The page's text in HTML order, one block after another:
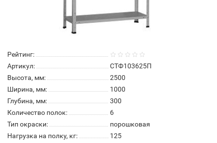
Рейтинг:
Артикул:
СТФ103625П
Высота, мм:
2500
Ширина, мм:
1000
Глубина, мм:
300
Количество полок:
6
Тип окраски:
порошковая
Нагрузка на полку, кг:
125